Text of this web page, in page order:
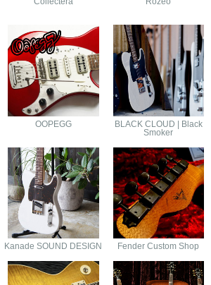
OOPEGG
BLACK CLOUD | Black
Smoker
Kanade SOUND DESIGN Fender Custom Shop